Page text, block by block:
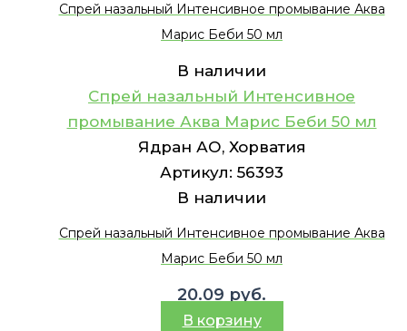
Спрей назальный Интенсивное промывание Аква
Марис Беби 50 мл
В наличии
Спрей назальный Интенсивное
промывание Аква Марис Беби 50 мл
Ядран АО, Хорватия
Артикул: 56393
В наличии
Спрей назальный Интенсивное промывание Аква
Марис Беби 50 мл
20.09 руб.
В корзину